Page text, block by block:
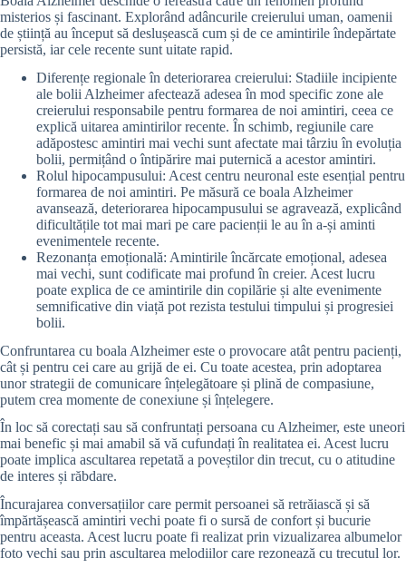
misterios și fascinant. Explorând adâncurile creierului uman, oamenii
de știință au început să deslușească cum și de ce amintirile îndepărtate
persistă, iar cele recente sunt uitate rapid.
Diferențe regionale în deteriorarea creierului: Stadiile incipiente
ale bolii Alzheimer afectează adesea în mod specific zone ale
creierului responsabile pentru formarea de noi amintiri, ceea ce
explică uitarea amintirilor recente. În schimb, regiunile care
adăpostesc amintiri mai vechi sunt afectate mai târziu în evoluția
bolii, permițând o întipărire mai puternică a acestor amintiri.
Rolul hipocampusului: Acest centru neuronal este esențial pentru
formarea de noi amintiri. Pe măsură ce boala Alzheimer
avansează, deteriorarea hipocampusului se agravează, explicând
dificultățile tot mai mari pe care pacienții le au în a-și aminti
evenimentele recente.
Rezonanța emoțională: Amintirile încărcate emoțional, adesea
mai vechi, sunt codificate mai profund în creier. Acest lucru
poate explica de ce amintirile din copilărie și alte evenimente
semnificative din viață pot rezista testului timpului și progresiei
bolii.
Confruntarea cu boala Alzheimer este o provocare atât pentru pacienți,
cât și pentru cei care au grijă de ei. Cu toate acestea, prin adoptarea
unor strategii de comunicare înțelegătoare și plină de compasiune,
putem crea momente de conexiune și înțelegere.
În loc să corectați sau să confruntați persoana cu Alzheimer, este uneori
mai benefic și mai amabil să vă cufundați în realitatea ei. Acest lucru
poate implica ascultarea repetată a poveștilor din trecut, cu o atitudine
de interes și răbdare.
Încurajarea conversațiilor care permit persoanei să retrăiască și să
împărtășească amintiri vechi poate fi o sursă de confort și bucurie
pentru aceasta. Acest lucru poate fi realizat prin vizualizarea albumelor
foto vechi sau prin ascultarea melodiilor care rezonează cu trecutul lor.